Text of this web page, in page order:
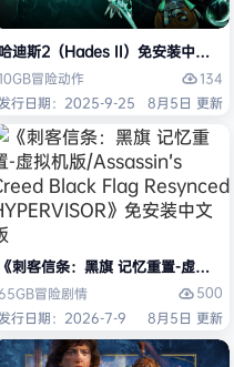
文版
哈迪斯2（Hades II）免安装中文版
冒险动作
134
发行日期：2025-9-25
8月5日 更新
Y）免安装中文版
《刺客信条：黑旗 记忆重置-虚拟
冒险剧情
500
发行日期：2026-7-9
8月5日 更新